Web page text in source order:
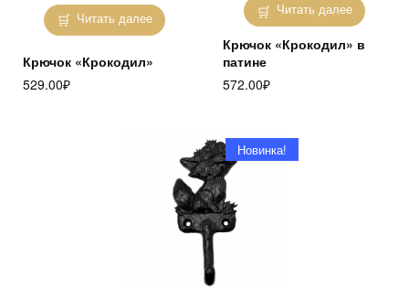
Читать далее
Крючок «Крокодил»
529.00₽
Читать далее
Крючок «Крокодил» в
патине
572.00₽
Новинка!